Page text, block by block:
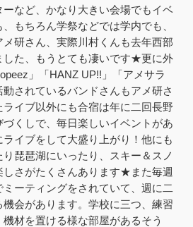
など、かなり大きい会場でもイベ
もちろん学祭などでは学内でも、
研さん、実際川村くんも去年西部
した、もうとても凄いです★更に外
」「HANZ UP!!」「アメサラ
されているバンドさんもアメ研さ
イブ以外にも合宿は年に二回長野
くしで、毎日楽しいイベントがあ
イブをして大盛り上がり！他にも
琵琶湖にいったり、スキー＆スノ
しさがたくさんあります★また毎週
ーティングをされていて、週に二
会があります。学校に三つ、練習
材を置ける様な部屋があるそう